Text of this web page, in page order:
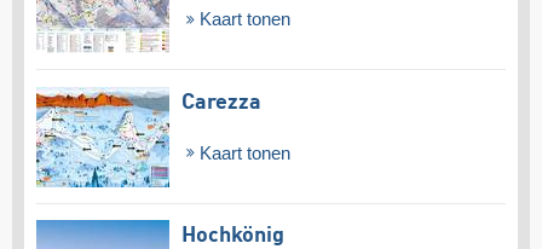
Kaart tonen
Carezza
Kaart tonen
Hochkönig